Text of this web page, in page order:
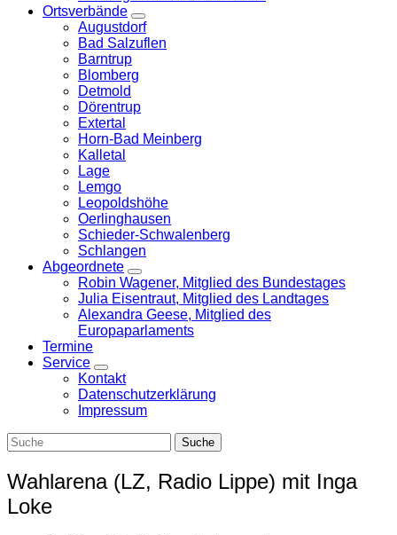
Ortsverbände
Zeige
Untermenü
Augustdorf
Bad Salzuflen
Barntrup
Blomberg
Detmold
Dörentrup
Extertal
Horn-Bad Meinberg
Kalletal
Lage
Lemgo
Leopoldshöhe
Oerlinghausen
Schieder-Schwalenberg
Schlangen
Abgeordnete
Zeige
Untermenü
Robin Wagener, Mitglied des Bundestages
Julia Eisentraut, Mitglied des Landtages
Alexandra Geese, Mitglied des
Europaparlaments
Termine
Service
Zeige
Untermenü
Kontakt
Datenschutzerklärung
Impressum
Wahlarena (LZ, Radio Lippe) mit Inga
Loke